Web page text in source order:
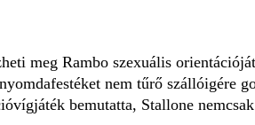
meg Rambo szexuális
nem tűrő szállóigére
bemutatta, Stallone